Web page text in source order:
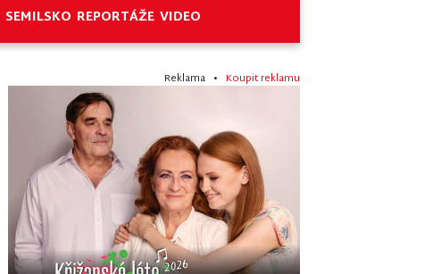
SEMILSKO REPORTÁŽE VIDEO
Reklama • Koupit reklamu